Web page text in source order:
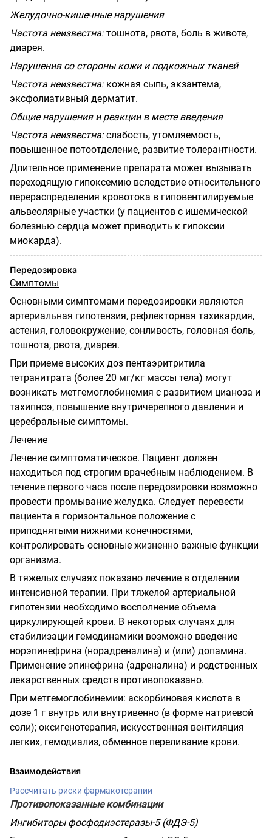
Желудочно-кишечные нарушения
Частота неизвестна:тошнота, рвота, боль в животе,
диарея.
Нарушения со стороны кожи и подкожных тканей
Частота неизвестна:кожная сыпь, экзантема,
эксфолиативный дерматит.
Общие нарушения и реакции в месте введения
Частота неизвестна:слабость, утомляемость,
повышенное потоотделение, развитие толерантности.
Длительное применение препарата может вызывать
переходящую гипоксемию вследствие относительного
перераспределения кровотока в гиповентилируемые
альвеолярные участки (у пациентов с ишемической
болезнью сердца может приводить к гипоксии
миокарда).
Передозировка
Симптомы
Основными симптомами передозировки являются
артериальная гипотензия, рефлекторная тахикардия,
астения, головокружение, сонливость, головная боль,
тошнота, рвота, диарея.
При приеме высоких доз пентаэритритила
тетранитрата (более 20 мг/кг массы тела) могут
возникать метгемоглобинемия с развитием цианоза и
тахипноэ, повышение внутричерепного давления и
церебральные симптомы.
Лечение
Лечение симптоматическое. Пациент должен
находиться под строгим врачебным наблюдением. В
течение первого часа после передозировки возможно
провести промывание желудка. Следует перевести
пациента в горизонтальное положение с
приподнятыми нижними конечностями,
контролировать основные жизненно важные функции
организма.
В тяжелых случаях показано лечение в отделении
интенсивной терапии. При тяжелой артериальной
гипотензии необходимо восполнение объема
циркулирующей крови. В некоторых случаях для
стабилизации гемодинамики возможно введение
норэпинефрина (норадреналина) и (или) допамина.
Применение эпинефрина (адреналина) и родственных
лекарственных средств противопоказано.
При метгемоглобинемии: аскорбиновая кислота в
дозе 1 г внутрь или внутривенно (в форме натриевой
соли); оксигенотерапия, искусственная вентиляция
легких, гемодиализ, обменное переливание крови.
Взаимодействия
Рассчитать риски фармакотерапии
Противопоказанные комбинации
Ингибиторы фосфодиэстеразы-5 (ФДЭ-5)